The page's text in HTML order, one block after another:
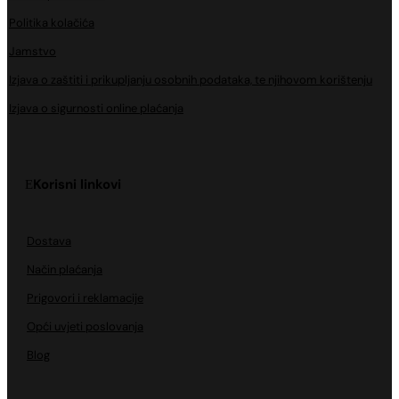
Politika kolačića
Jamstvo
Izjava o zaštiti i prikupljanju osobnih podataka, te njihovom korištenju
Izjava o sigurnosti online plaćanja
Korisni linkovi
Dostava
Način plaćanja
Prigovori i reklamacije
Opći uvjeti poslovanja
Blog